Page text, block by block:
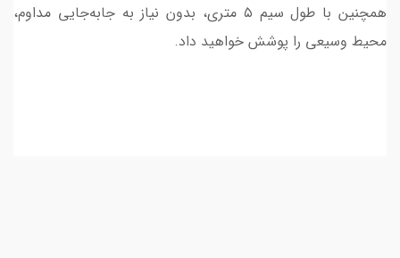
همچنین با طول سیم ۵ متری، بدون نیاز به جابه‌جایی مداوم،
محیط وسیعی را پوشش خواهید داد.